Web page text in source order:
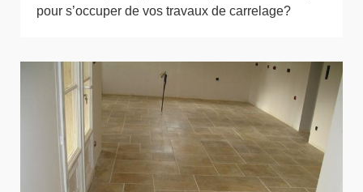
pour s’occuper de vos travaux de carrelage?